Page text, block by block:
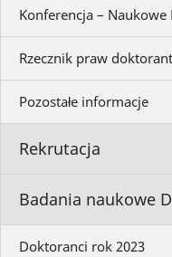
Konferencja –
Rzecznik praw
Pozostałe informacje
Rekrutacja
Badania naukowe
Doktoranci rok 2023